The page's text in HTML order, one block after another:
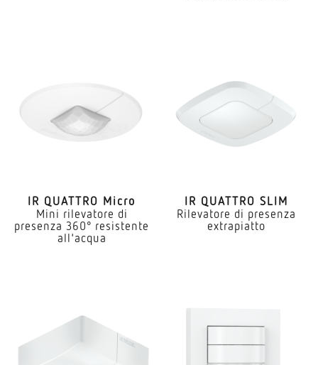
IR QUATTRO Micro
Mini rilevatore di
presenza 360° resistente
all'acqua
IR QUATTRO SLIM
Rilevatore di presenza
extrapiatto